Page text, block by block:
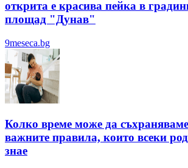
открита е красива пейка в
площад "Дунав"
9meseca.bg
Колко време може да
важните правила, които всеки
знае